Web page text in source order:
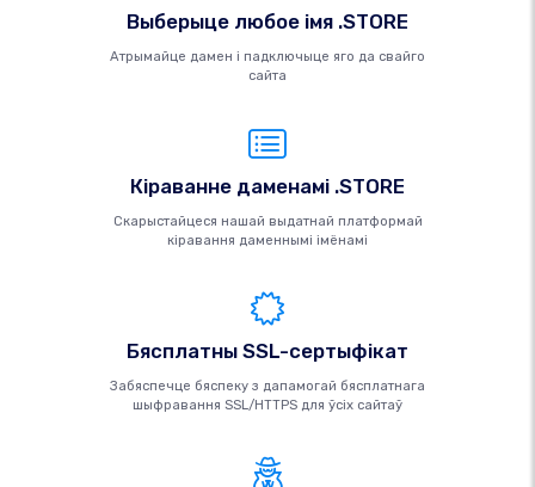
Выберыце любое імя .STORE
Атрымайце дамен і падключыце яго да свайго
сайта
Кіраванне даменамі .STORE
Скарыстайцеся нашай выдатнай платформай
кіравання даменнымі імёнамі
Бясплатны SSL-сертыфікат
Забяспечце бяспеку з дапамогай бясплатнага
шыфравання SSL/HTTPS для ўсіх сайтаў